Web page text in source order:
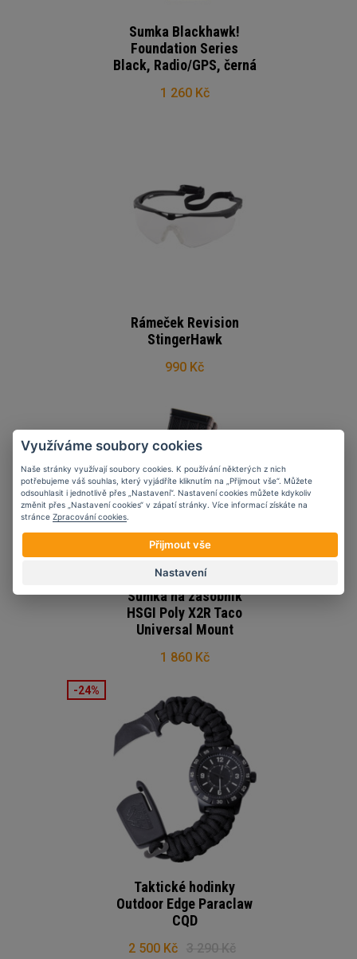
Sumka Blackhawk!
Foundation Series
Black, Radio/GPS, černá
1 260 Kč
Rámeček Revision
StingerHawk
990 Kč
Sumka na zásobník
HSGI Poly X2R Taco
Universal Mount
1 860 Kč
-24%
Taktické hodinky
Outdoor Edge Paraclaw
CQD
2 500 Kč 3 290 Kč
Využíváme soubory cookies
Naše stránky využívají soubory cookies. K používání některých z nich
potřebujeme váš souhlas, který vyjádříte kliknutím na „Přijmout vše“. Můžete
odsouhlasit i jednotlivě přes „Nastavení“. Nastavení cookies můžete kdykoliv
změnit přes „Nastavení cookies“ v zápatí stránky. Více informací získáte na
stránce Zpracování cookies
Přijmout vše
Nastavení